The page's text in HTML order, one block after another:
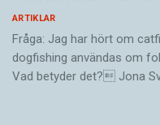
ARTIKLAR
Fråga: Jag har hört om
dogfishing användas om
Vad betyder det? Jona